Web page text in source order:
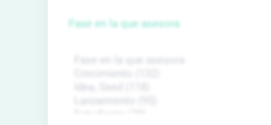
Fase en la que asesora